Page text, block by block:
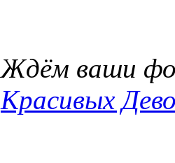
Ждём ваши
Красивых